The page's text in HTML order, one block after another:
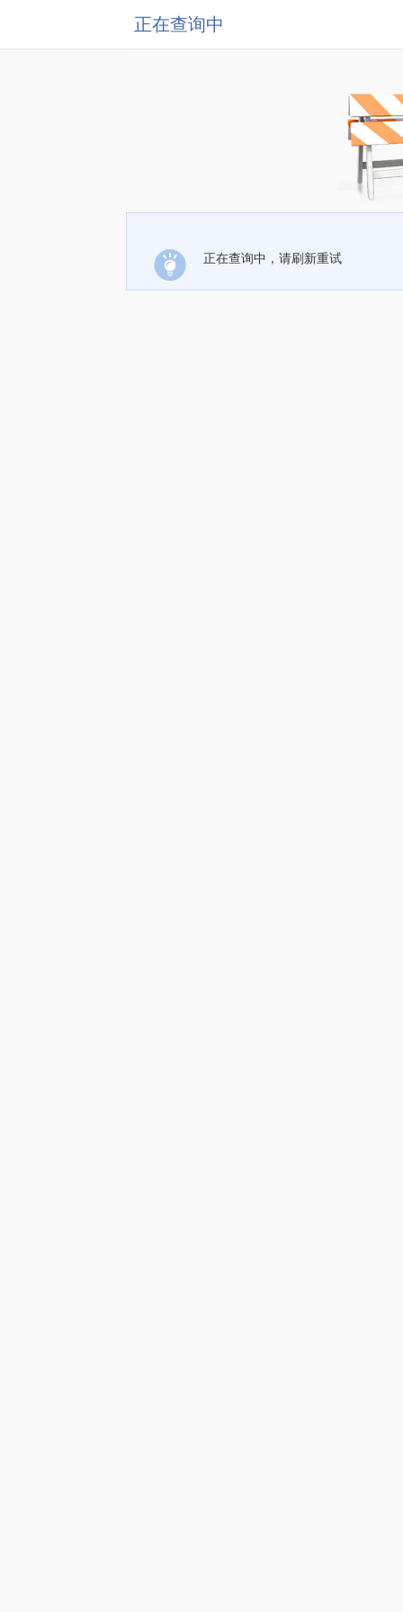
正在查询中
正在查询中，请刷新重试